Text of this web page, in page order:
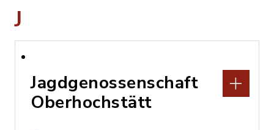
J
Jagdgenossenschaft
Oberhochstätt